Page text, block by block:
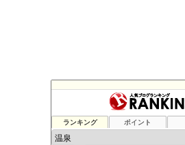
ランキング ポイント
国内の宿泊予約サイト
キャンピングカーでお出かけ
178位 九州！旅と趣味日記
179位